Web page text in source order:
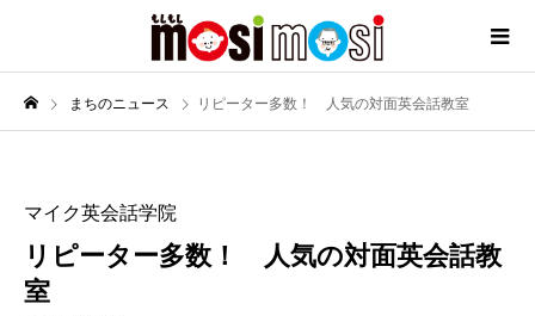
まちのニュース リピーター多数！ 人気の対面英会話教室
マイク英会話学院
リピーター多数！ 人気の対面英会話教
室